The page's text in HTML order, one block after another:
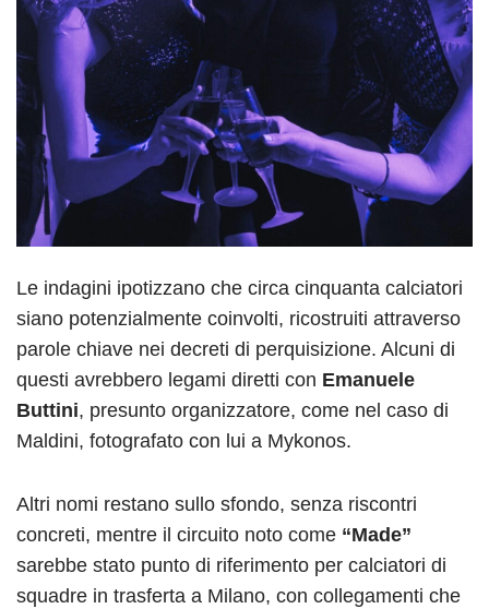
Le indagini ipotizzano che circa cinquanta calciatori
siano potenzialmente coinvolti, ricostruiti attraverso
parole chiave nei decreti di perquisizione. Alcuni di
questi avrebbero legami diretti con Emanuele
Buttini, presunto organizzatore, come nel caso di
Maldini, fotografato con lui a Mykonos.
Altri nomi restano sullo sfondo, senza riscontri
concreti, mentre il circuito noto come “Made”
sarebbe stato punto di riferimento per calciatori di
squadre in trasferta a Milano, con collegamenti che